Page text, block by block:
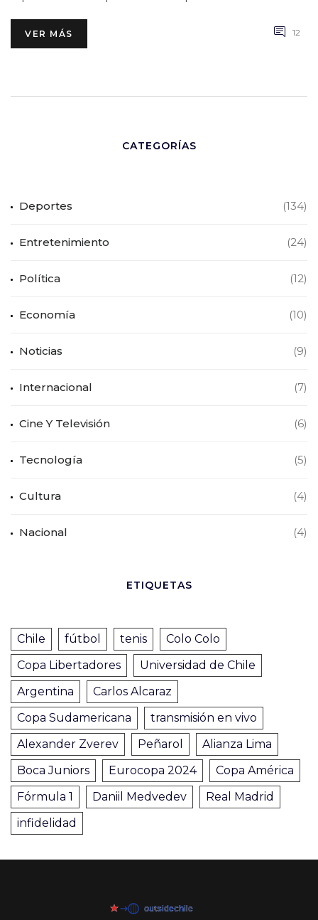
VER MÁS 12
CATEGORÍAS
Deportes (134)
Entretenimiento (24)
Política (12)
Economía (10)
Noticias (9)
Internacional (7)
Cine Y Televisión (6)
Tecnología (5)
Cultura (4)
Nacional (4)
ETIQUETAS
Chile fútbol tenis
Colo Colo
Copa Libertadores
Universidad de Chile
Argentina
Carlos Alcaraz
Copa Sudamericana
transmisión en vivo
Alexander Zverev
Peñarol
Alianza Lima
Boca Juniors
Eurocopa 2024
Copa América
Fórmula 1
Daniil Medvedev
Real Madrid
infidelidad